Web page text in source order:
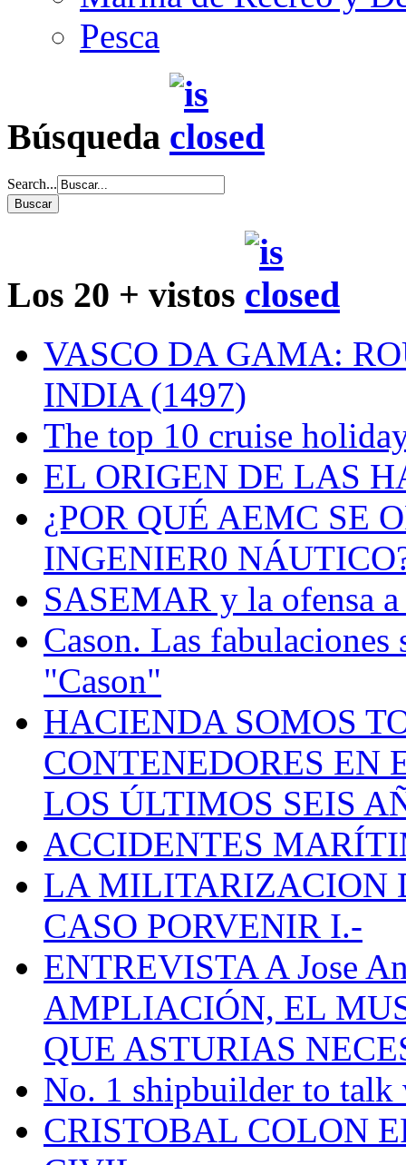
Pesca
Búsqueda
Search...
Los 20 + vistos
VASCO DA GAMA:
INDIA (1497)
The top 10 cruise
EL ORIGEN DE LAS
¿POR QUÉ AEMC SE
INGENIER0
SASEMAR y la ofensa a
Cason. Las fabulaciones
"Cason"
HACIENDA SOMOS
CONTENEDORES EN
LOS ÚLTIMOS SEIS
ACCIDENTES
LA MILITARIZACION
CASO PORVENIR I.-
ENTREVISTA A Jose
AMPLIACIÓN, EL
QUE ASTURIAS
No. 1 shipbuilder to talk
CRISTOBAL COLON